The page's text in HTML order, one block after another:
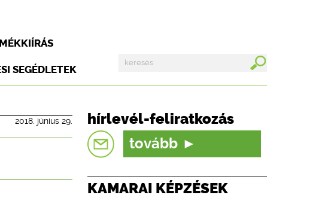
SEGÉDLETEK
2018. június 29. hírlevél-feliratkozás
tovább
KAMARAI KÉPZÉSEK